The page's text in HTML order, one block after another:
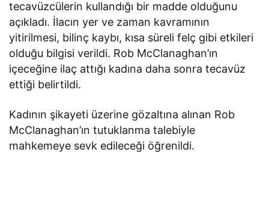
tecavüzcülerin kullandığı bir madde olduğunu
açıkladı. İlacın yer ve zaman kavramının
yitirilmesi, bilinç kaybı, kısa süreli felç gibi etkileri
olduğu bilgisi verildi. Rob McClanaghan’ın
içeceğine ilaç attığı kadına daha sonra tecavüz
ettiği belirtildi.
Kadının şikayeti üzerine gözaltına alınan Rob
McClanaghan’ın tutuklanma talebiyle
mahkemeye sevk edileceği öğrenildi.